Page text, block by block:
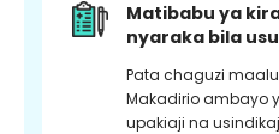
Matibabu ya
nyaraka bila
Pata chaguzi
Makadirio ambayo
upakiaji na